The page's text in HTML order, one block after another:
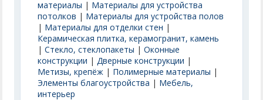
материалы | Материалы для устройства
потолков | Материалы для устройства полов
| Материалы для отделки стен |
Керамическая плитка, керамогранит, камень
|Стекло, стеклопакеты |Оконные
конструкции |Дверные конструкции |
Метизы, крепёж | Полимерные материалы |
Элементы благоустройства | Мебель,
интерьер